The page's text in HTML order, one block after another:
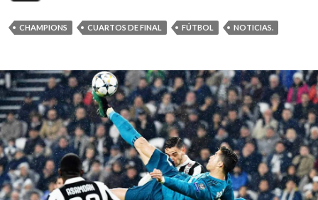
CHAMPIONS CUARTOS DE FINAL FÚTBOL NOTICIAS.